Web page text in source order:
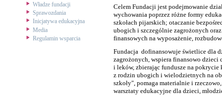
Władze fundacji
Sprawozdania
Inicjatywa edukacyjna
Media
Regulamin wsparcia
Celem Fundacji jest podejmowanie
wychowania poprzez różne formy
szkołach pijarskich; otaczanie
ubogich i szczególnie zagrożonych
finansowych na wyposażenie,
Fundacja dofinansowuje świetlice dla
zagrożonych, wspiera finansowo
i leków, zbierając fundusze na
z rodzin ubogich i wielodzietnych na
szkoły", pomaga materialnie i
warsztaty edukacyjne dla dzieci,